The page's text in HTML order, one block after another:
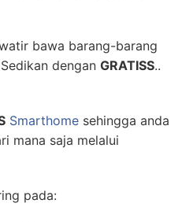
bawa barang-barang
dengan GRATISS..
Smarthome sehingga anda
mana saja melalui
pada: